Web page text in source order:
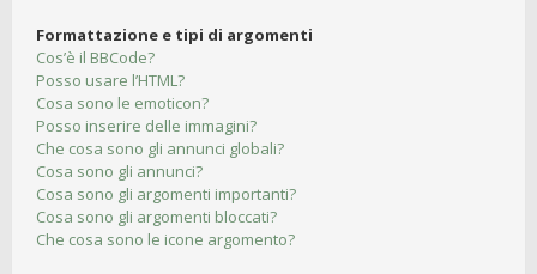
Formattazione e tipi di argomenti
Cos’è il BBCode?
Posso usare l’HTML?
Cosa sono le emoticon?
Posso inserire delle immagini?
Che cosa sono gli annunci globali?
Cosa sono gli annunci?
Cosa sono gli argomenti importanti?
Cosa sono gli argomenti bloccati?
Che cosa sono le icone argomento?